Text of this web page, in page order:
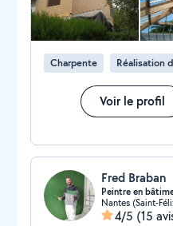
Charpente Réalisation
Voir le profil
Fred Braban
Peintre en
Nantes (Saint-
4/5 (15